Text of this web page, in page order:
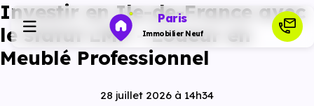
Paris
Immobilier Neuf
Investir en Ile-de-France avec
le statut LMP - Loueur en
Meublé Professionnel
28 juillet 2026 à 14h34